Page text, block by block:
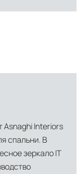
Asnaghi Interiors
спальни. В
зеркало IT